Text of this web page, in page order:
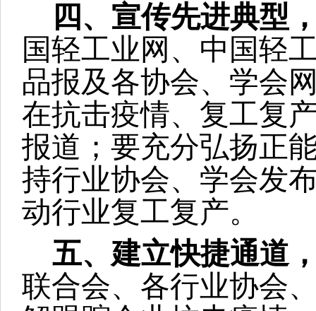
四、宣传先进典型
国轻工业网、中国轻
品报及各协会、学会
在抗击疫情、复工复
报道；要充分弘扬正
持行业协会、学会发
动行业复工复产。
五、建立快捷通道
联合会、各行业协会